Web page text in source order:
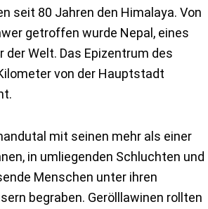
seit 80 Jahren den Himalaya. Von
getroffen wurde Nepal, eines
der Welt. Das Epizentrum des
von der Hauptstadt
mit seinen mehr als einer
in umliegenden Schluchten und
Menschen unter ihren
begraben. Gerölllawinen rollten